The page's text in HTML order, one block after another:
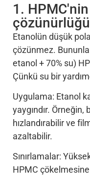
1.
çözünürlüğü
Etanolün düşük
çözünmez. Bununla
etanol + 70% su)
Çünkü su bir
Uygulama: Etanol
yaygındır.
hızlandırabilir ve
azaltabilir.
Sınırlamalar:
HPMC